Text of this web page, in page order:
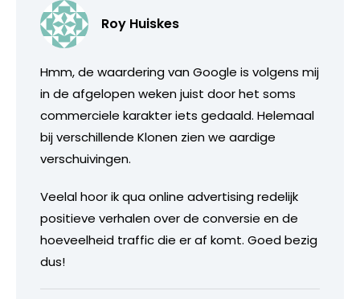
Roy Huiskes
Hmm, de waardering van Google is volgens mij
in de afgelopen weken juist door het soms
commerciele karakter iets gedaald. Helemaal
bij verschillende Klonen zien we aardige
verschuivingen.
Veelal hoor ik qua online advertising redelijk
positieve verhalen over de conversie en de
hoeveelheid traffic die er af komt. Goed bezig
dus!